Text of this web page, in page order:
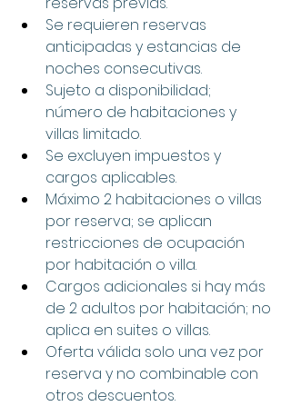
Se requieren reservas
anticipadas y estancias de
noches consecutivas.
Sujeto a disponibilidad;
número de habitaciones y
villas limitado.
Se excluyen impuestos y
cargos aplicables.
Máximo 2 habitaciones o villas
por reserva; se aplican
restricciones de ocupación
por habitación o villa.
Cargos adicionales si hay más
de 2 adultos por habitación; no
aplica en suites o villas.
Oferta válida solo una vez por
reserva y no combinable con
otros descuentos.